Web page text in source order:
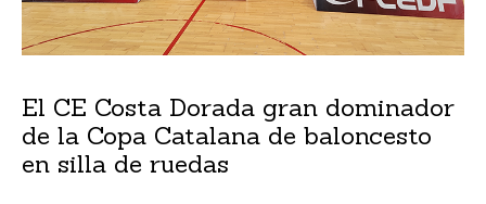
El CE Costa Dorada gran dominador
de la Copa Catalana de baloncesto
en silla de ruedas